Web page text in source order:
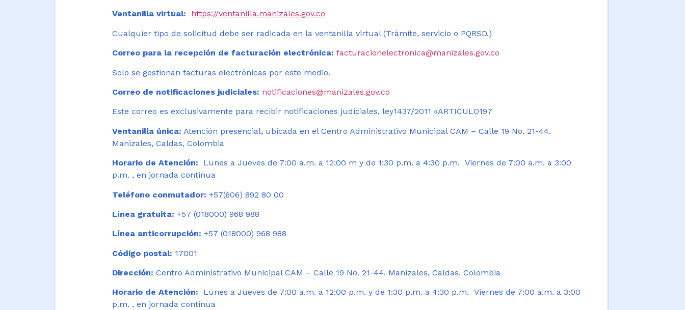
Ventanilla virtual: https://ventanilla.manizales.gov.co
Cualquier tipo de solicitud debe ser radicada en la ventanilla virtual (Trámite, servicio o PQRSD.)
Correo para la recepción de facturación electrónica: facturacionelectronica@manizales.gov.co
Solo se gestionan facturas electrónicas por este medio.
Correo de notificaciones judiciales: notificaciones@manizales.gov.co
Este correo es exclusivamente para recibir notificaciones judiciales, ley1437/2011 «ARTICULO197
Ventanilla única: Atención presencial, ubicada en el Centro Administrativo Municipal CAM – Calle 19 No. 21-44.
Manizales, Caldas, Colombia
Horario de Atención:
Lunes a Jueves de 7:00 a.m. a 12:00 m y de 1:30 p.m. a 4:30 p.m. Viernes de 7:00 a.m. a 3:00
p.m. , en jornada continua
Teléfono conmutador: +57(606) 892 80 00
Línea gratuita: +57 (018000) 968 988
Línea anticorrupción: +57 (018000) 968 988
Código postal: 17001
Dirección: Centro Administrativo Municipal CAM – Calle 19 No. 21-44. Manizales, Caldas, Colombia
Horario de Atención: Lunes a Jueves de 7:00 a.m. a 12:00 p.m. y de 1:30 p.m. a 4:30 p.m. Viernes de 7:00 a.m. a 3:00
p.m. , en jornada continua